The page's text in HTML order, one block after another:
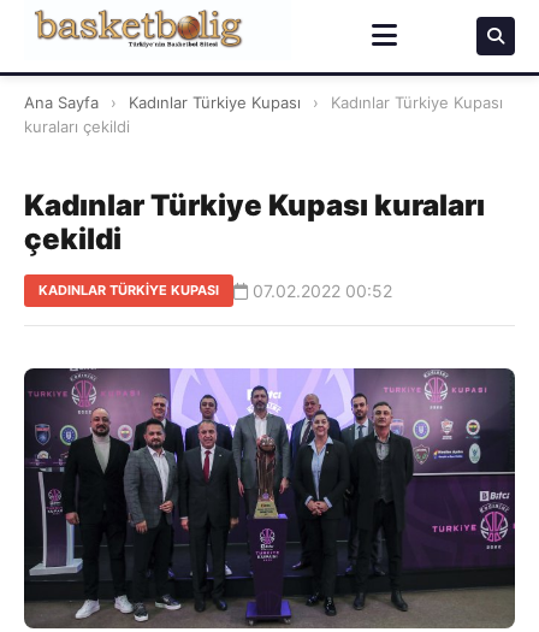
Ana Sayfa › Kadınlar Türkiye Kupası ›
Kadınlar Türkiye Kupası
kuraları çekildi
Kadınlar Türkiye Kupası kuraları
çekildi
KADINLAR TÜRKIYE KUPASI 07.02.2022 00:52